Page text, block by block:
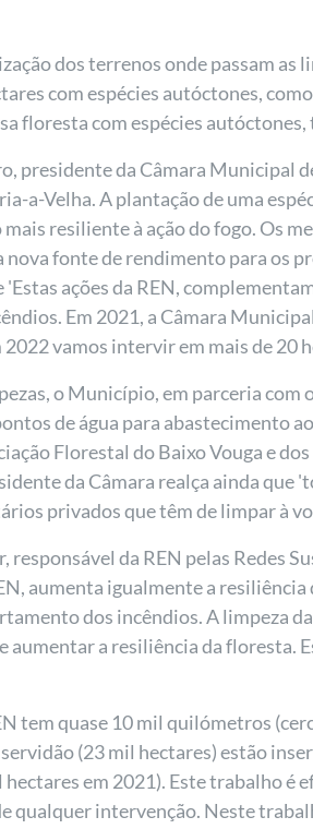
dos terrenos onde passam
com espécies autóctones,
floresta com espécies
presidente da Câmara Municipal
a-Velha. A plantação de uma
resiliente à ação do fogo. Os
nova fonte de rendimento para os
ações da REN,
Em 2021, a Câmara
vamos intervir em mais de 20
o Município, em parceria
de água para abastecimento
Florestal do Baixo Vouga e
da Câmara realça ainda
privados que têm de limpar à
responsável da REN pelas Redes
aumenta igualmente a
dos incêndios. A limpeza
a resiliência da floresta.
tem quase 10 mil quilómetros
(23 mil hectares) estão
em 2021). Este trabalho é
qualquer intervenção. Neste